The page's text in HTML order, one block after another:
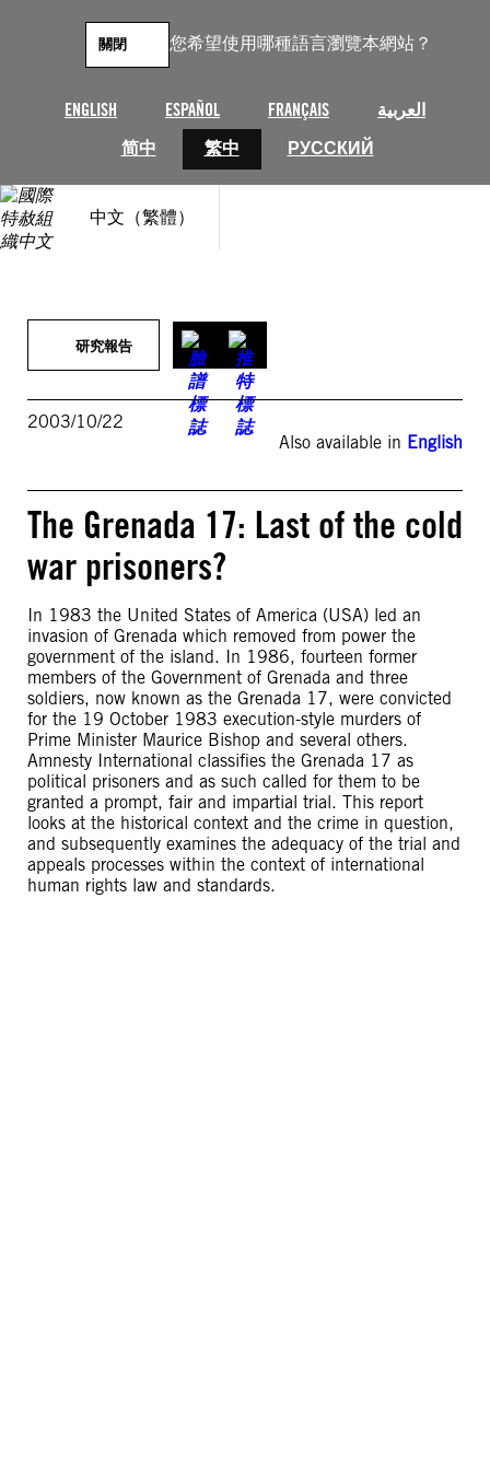
您希望使用哪種語言瀏覽本網站？
ENGLISH ESPAÑOL FRANÇAIS
العربية
简中
繁中 РУССКИЙ
關閉
中文（繁體）
研究報告
2003/10/22
Also available in English
The Grenada 17: Last of the cold
war prisoners?
In 1983 the United States of America (USA) led an
invasion of Grenada which removed from power the
government of the island. In 1986, fourteen former
members of the Government of Grenada and three
soldiers, now known as the Grenada 17, were convicted
for the 19 October 1983 execution-style murders of
Prime Minister Maurice Bishop and several others.
Amnesty International classifies the Grenada 17 as
political prisoners and as such called for them to be
granted a prompt, fair and impartial trial. This report
looks at the historical context and the crime in question,
and subsequently examines the adequacy of the trial and
appeals processes within the context of international
human rights law and standards.